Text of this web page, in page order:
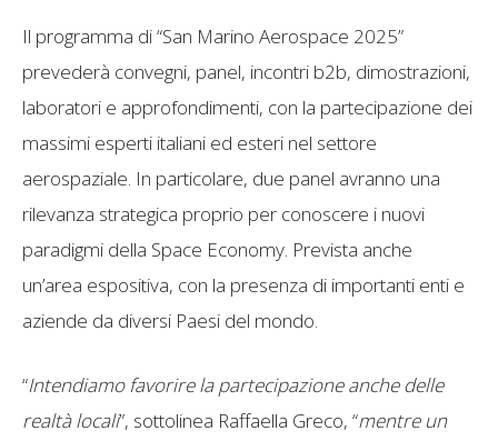
Il programma di “San Marino Aerospace 2025”
prevederà convegni, panel, incontri b2b, dimostrazioni,
laboratori e approfondimenti, con la partecipazione dei
massimi esperti italiani ed esteri nel settore
aerospaziale. In particolare, due panel avranno una
rilevanza strategica proprio per conoscere i nuovi
paradigmi della Space Economy. Prevista anche
un’area espositiva, con la presenza di importanti enti e
aziende da diversi Paesi del mondo.
“Intendiamo favorire la partecipazione anche delle
realtà locali”, sottolinea Raffaella Greco, “mentre un